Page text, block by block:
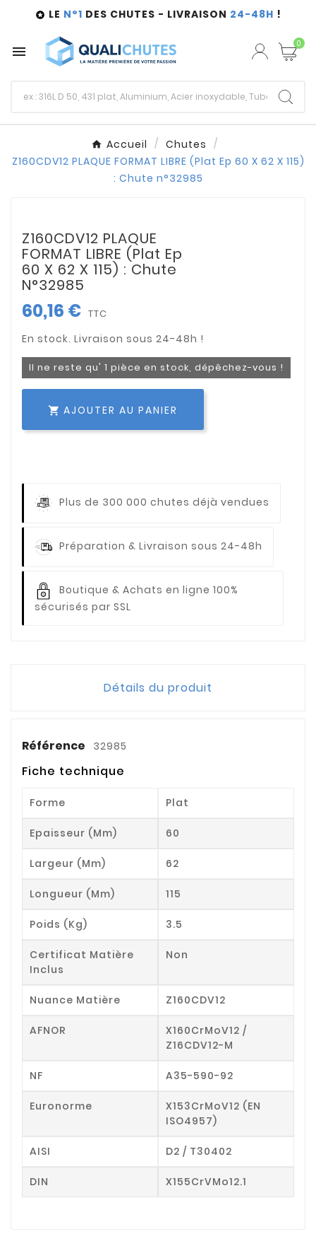
 LE N°1 DES CHUTES - LIVRAISON 24-48H !
 0
Accueil
Chutes
Z160CDV12 PLAQUE FORMAT LIBRE (Plat Ep 60 X 62 X 115)
: Chute n°32985
Z160CDV12 PLAQUE
FORMAT LIBRE (Plat Ep
60 X 62 X 115) : Chute
N°32985
60,16 € TTC
Il ne reste qu' 1 pièce en stock, dépêchez-vous !
 AJOUTER AU PANIER
Plus de 300 000 chutes déjà vendues
Préparation & Livraison sous 24-48h
Boutique & Achats en ligne 100%
sécurisés par SSL
Détails du produit
Référence 32985
Fiche technique
Forme Plat
Epaisseur (mm) 60
Largeur (mm) 62
Longueur (mm) 115
Poids (kg) 3.5
Certificat Matière
Inclus
Non
Nuance Matière Z160CDV12
AFNOR
X160CrMoV12 /
Z16CDV12-M
NF A35-590-92
Euronorme
X153CrMoV12 (EN
ISO4957)
AISI D2 / T30402
DIN X155CrVMo12.1